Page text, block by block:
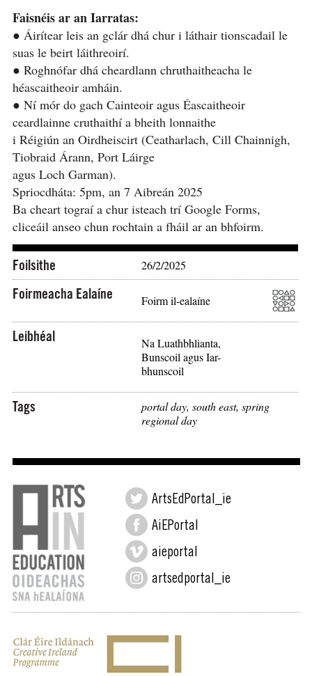
Faisnéis ar an Iarratas:
● Áirítear leis an gclár dhá chur i láthair tionscadail le
suas le beirt láithreoirí.
● Roghnófar dhá cheardlann chruthaitheacha le
héascaitheoir amháin.
● Ní mór do gach Cainteoir agus Éascaitheoir
ceardlainne cruthaithí a bheith lonnaithe
i Réigiún an Oirdheiscirt (Ceatharlach, Cill Chainnigh,
Tiobraid Árann, Port Láirge
agus Loch Garman).
Spriocdháta: 5pm, an 7 Aibreán 2025
Ba cheart tograí a chur isteach trí Google Forms,
cliceáil anseo chun rochtain a fháil ar an bhfoirm.
Foilsithe 26/2/2025
Foirmeacha Ealaíne Foirm il-ealaíne
Leibhéal
Na Luathbhlianta,
Bunscoil agus Iar-
bhunscoil
Tags portal day, south east, spring
regional day
ArtsEdPortal_ie
AiEPortal
aieportal
artsedportal_ie